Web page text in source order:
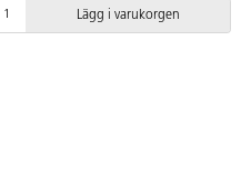
Lägg i varukorgen